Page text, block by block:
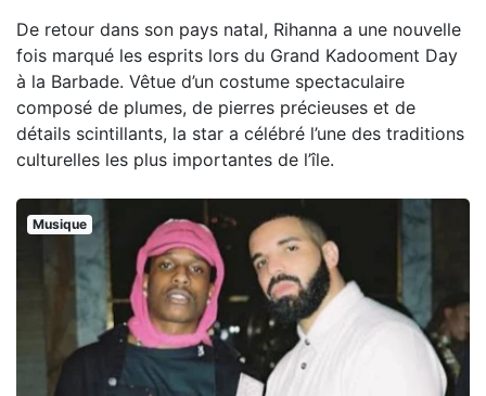
De retour dans son pays natal, Rihanna a une nouvelle
fois marqué les esprits lors du Grand Kadooment Day
à la Barbade. Vêtue d’un costume spectaculaire
composé de plumes, de pierres précieuses et de
détails scintillants, la star a célébré l’une des traditions
culturelles les plus importantes de l’île.
Musique